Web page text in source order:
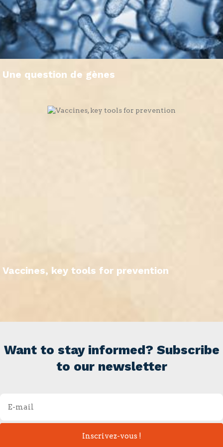
Une question de gènes
Vaccines, key tools for prevention
Want to stay informed? Subscribe
to our newsletter